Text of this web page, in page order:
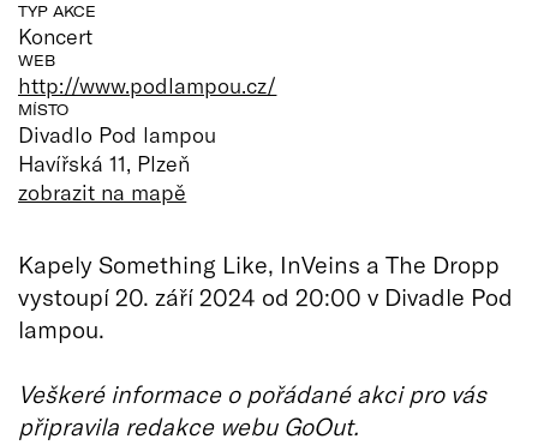
TYP AKCE
Koncert
WEB
http://www.podlampou.cz/
MÍSTO
Divadlo Pod lampou
Havířská 11, Plzeň
zobrazit na mapě
Kapely Something Like, InVeins a The Dropp
vystoupí 20. září 2024 od 20:00 v Divadle Pod
lampou.
Veškeré informace o pořádané akci pro vás
připravila redakce webu GoOut.